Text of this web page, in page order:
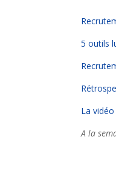
5 outils
La
A la